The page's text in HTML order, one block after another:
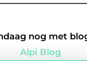
nog met
Alpi Blog